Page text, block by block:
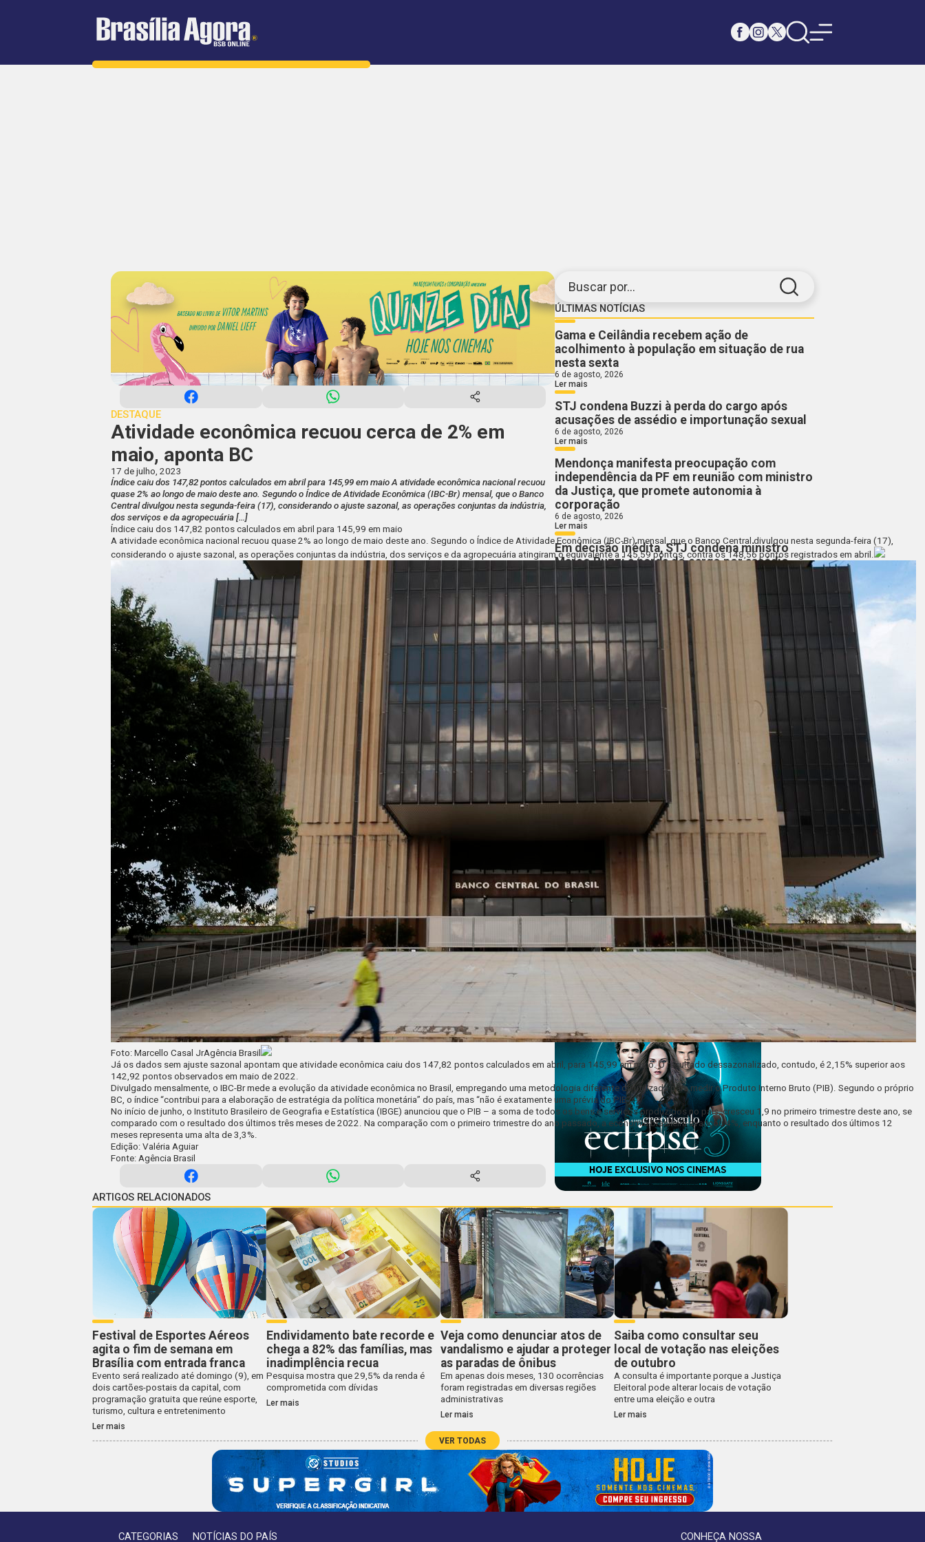
Buscar por...
ÚLTIMAS NOTÍCIAS
Gama e Ceilândia recebem ação de
acolhimento à população em situação de rua
nesta sexta
6 de agosto, 2026
Ler mais
STJ condena Buzzi à perda do cargo após
acusações de assédio e importunação sexual
6 de agosto, 2026
Ler mais
Mendonça manifesta preocupação com
independência da PF em reunião com ministro
da Justiça, que promete autonomia à
corporação
6 de agosto, 2026
Ler mais
Em decisão inédita, STJ condena ministro
Marco Buzzi à perda do cargo por assédio
DESTAQUE
Atividade econômica recuou cerca de 2% em
maio, aponta BC
17 de julho, 2023
Índice caiu dos 147,82 pontos calculados em abril para 145,99 em maio A atividade econômica nacional recuou
quase 2% ao longo de maio deste ano. Segundo o Índice de Atividade Econômica (IBC-Br) mensal, que o Banco
Central divulgou nesta segunda-feira (17), considerando o ajuste sazonal, as operações conjuntas da indústria,
dos serviços e da agropecuária […]
Índice caiu dos 147,82 pontos calculados em abril para 145,99 em maio
A atividade econômica nacional recuou quase 2% ao longo de maio deste ano. Segundo o Índice de Atividade Econômica (IBC-Br) mensal, que o Banco Central divulgou nesta segunda-feira (17),
considerando o ajuste sazonal, as operações conjuntas da indústria, dos serviços e da agropecuária atingiram o equivalente a 145,59 pontos, contra os 148,56 pontos registrados em abril.
Foto: Marcello Casal JrAgência Brasil
Já os dados sem ajuste sazonal apontam que atividade econômica caiu dos 147,82 pontos calculados em abril, para 145,99 em maio. O resultado dessazonalizado, contudo, é 2,15% superior aos
142,92 pontos observados em maio de 2022.
Divulgado mensalmente, o IBC-Br mede a evolução da atividade econômica no Brasil, empregando uma metodologia diferente da utilizada para medir o Produto Interno Bruto (PIB). Segundo o próprio
BC, o índice “contribui para a elaboração de estratégia da política monetária” do país, mas “não é exatamente uma prévia do PIB”.
No início de junho, oInstituto Brasileiro de Geografia e Estatística (IBGE) anunciou que o PIB – a soma de todos os bens e serviços produzidos no país, cresceu 1,9 no primeiro trimestre deste ano, se
comparado com o resultado dos últimos três meses de 2022. Na comparação com o primeiro trimestre do ano passado, a economia brasileira avançou 4%, enquanto o resultado dos últimos 12
meses representa uma alta de 3,3%.
Edição: Valéria Aguiar
Fonte: Agência Brasil
ARTIGOS RELACIONADOS
Festival de Esportes Aéreos
agita o fim de semana em
Brasília com entrada franca
Evento será realizado até domingo (9), em
dois cartões-postais da capital, com
programação gratuita que reúne esporte,
turismo, cultura e entretenimento
Ler mais
Endividamento bate recorde e
chega a 82% das famílias, mas
inadimplência recua
Pesquisa mostra que 29,5% da renda é
comprometida com dívidas
Ler mais
Veja como denunciar atos de
vandalismo e ajudar a proteger
as paradas de ônibus
Em apenas dois meses, 130 ocorrências
foram registradas em diversas regiões
administrativas
Ler mais
Saiba como consultar seu
local de votação nas eleições
de outubro
A consulta é importante porque a Justiça
Eleitoral pode alterar locais de votação
entre uma eleição e outra
Ler mais
VER TODAS
CATEGORIAS NOTÍCIAS DO PAÍS CONHEÇA NOSSA